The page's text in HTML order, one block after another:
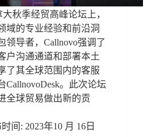
秋季经贸高峰论坛上，
域的专业经验和前沿洞
领导者，Callnovo强调了
户沟通通道和部署本土
了其全球范围内的客服
CallnovoDesk。此次论坛
全球贸易做出新的贡
2023年10 月 16日